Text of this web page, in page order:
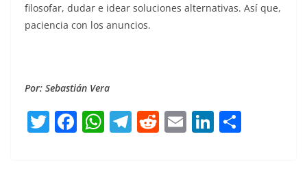
filosofar, dudar e idear soluciones alternativas. Así que,
paciencia con los anuncios.
Por: Sebastián Vera
T F W T R E Li